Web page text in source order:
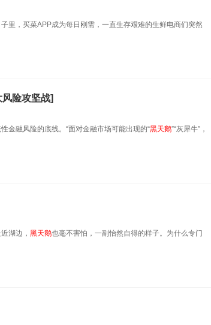
里，买菜APP成为每日刚需，一直生存艰难的生鲜电商们突然
险攻坚战]
金融风险的底线。“面对金融市场可能出现的“黑天鹅”“灰犀牛”，
湖边， 黑天鹅也毫不害怕，一副怡然自得的样子。为什么专门